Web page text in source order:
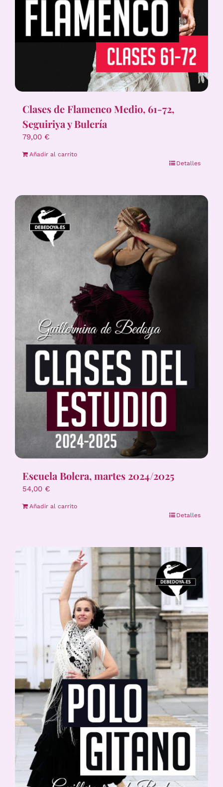
Clases de Flamenco Medio, 61-72,
Seguiriya y Bulería
79,00 €
Añadir al carrito
Detalles
Escuela Bolera, martes 2024/2025
54,00 €
Añadir al carrito
Detalles